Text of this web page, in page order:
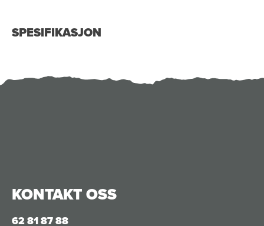
SPESIFIKASJON
KONTAKT OSS
62 81 87 88